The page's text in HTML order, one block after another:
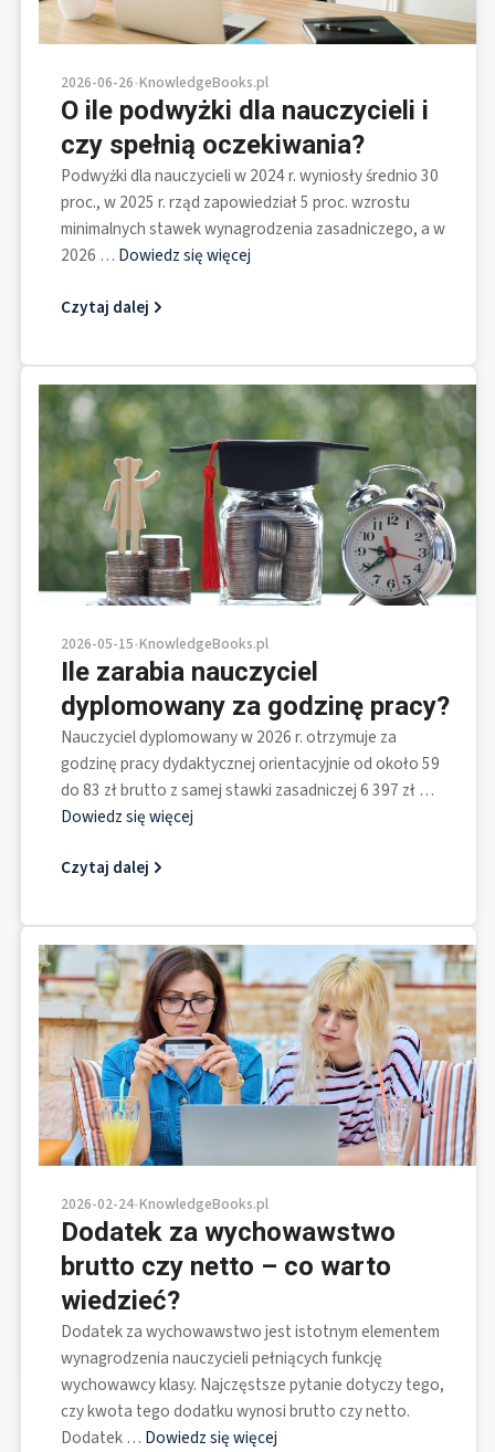
2026-06-26•KnowledgeBooks.pl
O ile podwyżki dla nauczycieli i
czy spełnią oczekiwania?
Podwyżki dla nauczycieli w 2024 r. wyniosły średnio 30
proc., w 2025 r. rząd zapowiedział 5 proc. wzrostu
minimalnych stawek wynagrodzenia zasadniczego, a w
2026 … Dowiedz się więcej
Czytaj dalej
2026-05-15•KnowledgeBooks.pl
Ile zarabia nauczyciel
dyplomowany za godzinę pracy?
Nauczyciel dyplomowany w 2026 r. otrzymuje za
godzinę pracy dydaktycznej orientacyjnie od około 59
do 83 zł brutto z samej stawki zasadniczej 6 397 zł …
Dowiedz się więcej
Czytaj dalej
2026-02-24•KnowledgeBooks.pl
Dodatek za wychowawstwo
brutto czy netto – co warto
wiedzieć?
Dodatek za wychowawstwo jest istotnym elementem
wynagrodzenia nauczycieli pełniących funkcję
wychowawcy klasy. Najczęstsze pytanie dotyczy tego,
czy kwota tego dodatku wynosi brutto czy netto.
Dodatek … Dowiedz się więcej